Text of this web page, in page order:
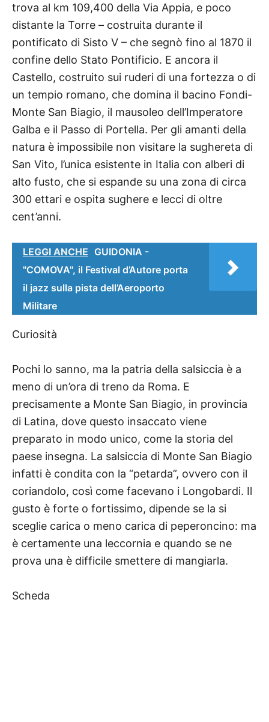
trova al km 109,400 della Via Appia, e poco
distante la Torre – costruita durante il
pontificato di Sisto V – che segnò fino al 1870 il
confine dello Stato Pontificio. E ancora il
Castello, costruito sui ruderi di una fortezza o di
un tempio romano, che domina il bacino Fondi-
Monte San Biagio, il mausoleo dell’Imperatore
Galba e il Passo di Portella. Per gli amanti della
natura è impossibile non visitare la sughereta di
San Vito, l’unica esistente in Italia con alberi di
alto fusto, che si espande su una zona di circa
300 ettari e ospita sughere e lecci di oltre
cent’anni.
LEGGI ANCHE GUIDONIA -
"COMOVA", il Festival d’Autore porta
il jazz sulla pista dell’Aeroporto
Militare
Curiosità
Pochi lo sanno, ma la patria della salsiccia è a
meno di un’ora di treno da Roma. E
precisamente a Monte San Biagio, in provincia
di Latina, dove questo insaccato viene
preparato in modo unico, come la storia del
paese insegna. La salsiccia di Monte San Biagio
infatti è condita con la “petarda”, ovvero con il
coriandolo, così come facevano i Longobardi. Il
gusto è forte o fortissimo, dipende se la si
sceglie carica o meno carica di peperoncino: ma
è certamente una leccornia e quando se ne
prova una è difficile smettere di mangiarla.
Scheda